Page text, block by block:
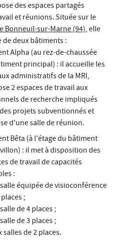
des espaces partagés
et réunions. Située sur le
Bonneuil-sur-Marne (94), elle
de deux bâtiments :
Alpha (au rez-de-chaussée
principal) : il accueille les
administratifs de la MRI,
2 espaces de travail aux
de recherche impliqués
projets subventionnés et
d'une salle de réunion.
Bêta (à l'étage du bâtiment
: il met à disposition des
de travail de capacités
:
équipée de visioconférence
;
de 4 places ;
de 3 places ;
salles de 2 places.